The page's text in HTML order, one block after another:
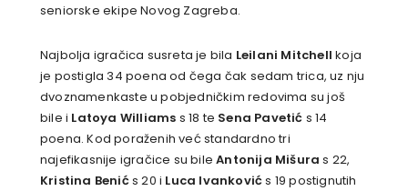
seniorske ekipe Novog Zagreba.
Najbolja igračica susreta je bila Leilani Mitchell koja
je postigla 34 poena od čega čak sedam trica, uz nju
dvoznamenkaste u pobjedničkim redovima su još
bile i Latoya Williams s 18 te Sena Pavetić s 14
poena. Kod poraženih već standardno tri
najefikasnije igračice su bile Antonija Mišura s 22,
Kristina Benićs 20 i Luca Ivankovićs 19 postignutih